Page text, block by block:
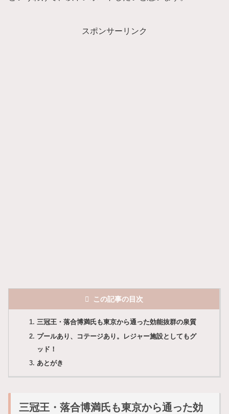
スポンサーリンク
この記事の目次
三冠王・落合博満氏も東京から通った効能抜群の泉質
プールあり、コテージあり。レジャー施設としてもグ
ッド！
あとがき
三冠王・落合博満氏も東京から通った効